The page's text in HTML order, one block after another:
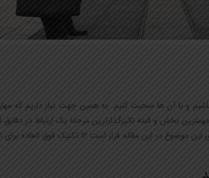
باشیم و با آن ها صحبت کنیم. به همین جهت نیاز داریم که
بخش و البته تاثیرگذارترین مرحله یک ارتباط در
هم داخل آن بخش زمانی می باشد. به علت اهیمت و تاثیر